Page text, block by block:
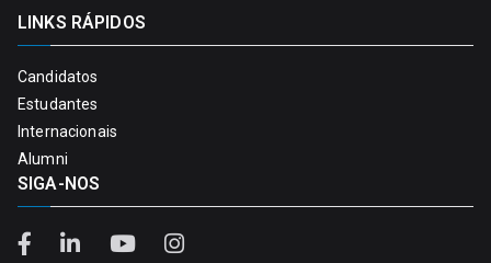
LINKS RÁPIDOS
Candidatos
Estudantes
Internacionais
Alumni
SIGA-NOS